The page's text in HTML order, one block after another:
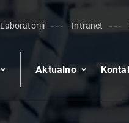
Laboratoriji Intranet
Aktualno